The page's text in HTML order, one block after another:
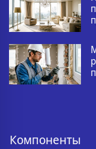
Компоненты